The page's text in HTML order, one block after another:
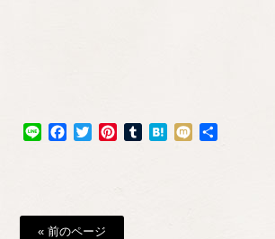
Line Facebook
TwitterPinterestTumblrHatena
Mixi
« 前のページ